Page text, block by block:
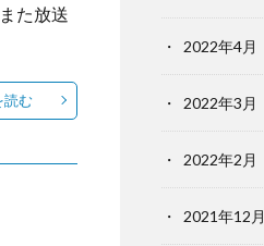
た放送
読む
2022年4月
2022年3月
2022年2月
2021年12月